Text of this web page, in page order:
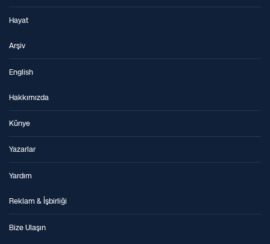
Hayat
Arşiv
English
Hakkımızda
Künye
Yazarlar
Yardım
Reklam & İşbirliği
Bize Ulaşın